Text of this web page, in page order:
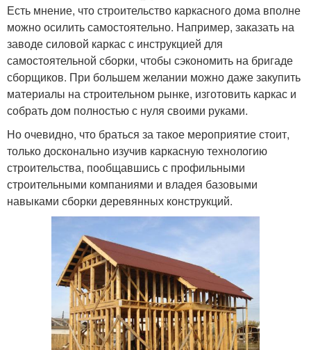
Есть мнение, что строительство каркасного дома вполне
можно осилить самостоятельно. Например, заказать на
заводе силовой каркас с инструкцией для
самостоятельной сборки, чтобы сэкономить на бригаде
сборщиков. При большем желании можно даже закупить
материалы на строительном рынке, изготовить каркас и
собрать дом полностью с нуля своими руками.
Но очевидно, что браться за такое мероприятие стоит,
только досконально изучив каркасную технологию
строительства, пообщавшись с профильными
строительными компаниями и владея базовыми
навыками сборки деревянных конструкций.